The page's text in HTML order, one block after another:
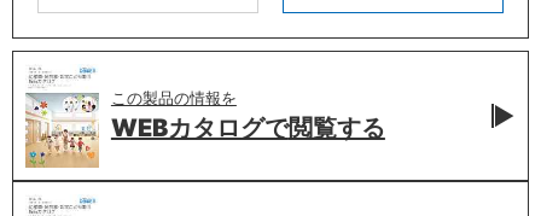
この製品の情報を
WEBカタログで閲覧する